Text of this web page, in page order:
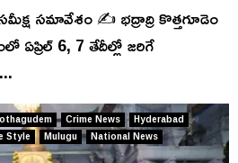
సమావేశం ✍️ భద్రాద్రి కొత్తగూడెం
ఏప్రిల్ 6, 7 తేదీల్లో జరిగే
Crime News
Hyderabad
Style Mulugu
National News